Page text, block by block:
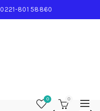
0221-801 58860
0 0